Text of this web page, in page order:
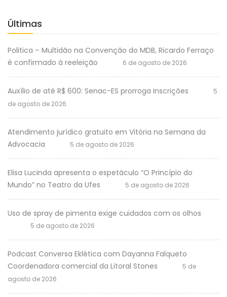
Últimas
Politica – Multidão na Convenção do MDB, Ricardo Ferraço
é confirmado à reeleição
6 de agosto de 2026
Auxílio de até R$ 600: Senac-ES prorroga inscrições
5
de agosto de 2026
Atendimento jurídico gratuito em Vitória na Semana da
Advocacia
5 de agosto de 2026
Elisa Lucinda apresenta o espetáculo “O Princípio do
Mundo” no Teatro da Ufes
5 de agosto de 2026
Uso de spray de pimenta exige cuidados com os olhos
5 de agosto de 2026
Podcast Conversa Eklética com Dayanna Falqueto
Coordenadora comercial da Litoral Stones
5 de
agosto de 2026